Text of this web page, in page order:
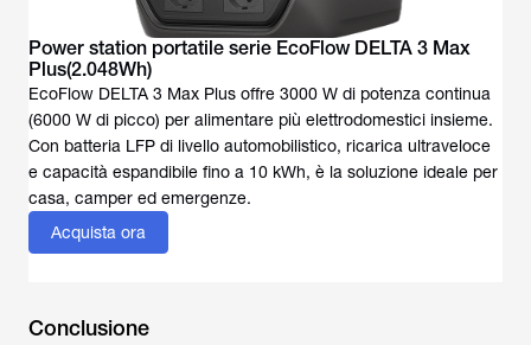
Power station portatile serie EcoFlow DELTA 3 Max
Plus(2.048Wh)
EcoFlow DELTA 3 Max Plus offre 3000 W di potenza continua
(6000 W di picco) per alimentare più elettrodomestici insieme.
Con batteria LFP di livello automobilistico, ricarica ultraveloce
e capacità espandibile fino a 10 kWh, è la soluzione ideale per
casa, camper ed emergenze.
Acquista ora
Conclusione